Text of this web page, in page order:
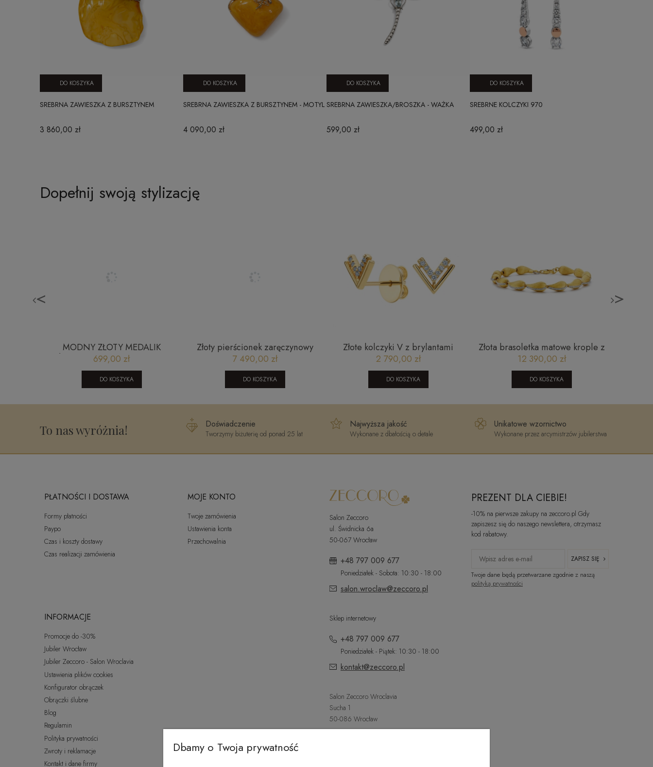
SREBRNA ZAWIESZKA Z BURSZTYNEM
3 860,00 zł
DO KOSZYKA
SREBRNA ZAWIESZKA Z BURSZTYNEM - MOTYL
4 090,00 zł
DO KOSZYKA
SREBRNA ZAWIESZKA/BROSZKA - WAŻKA
599,00 zł
DO KOSZYKA
SREBRNE KOLCZYKI 970
499,00 zł
DO KOSZYKA
Dopełnij swoją stylizację
<
MODNY ZŁOTY MEDALIK
AŻUROWE SERCE 2305202322
699,00 zł
DO KOSZYKA
Złoty pierścionek zaręczynowy
bagietka z brylantami 0,28 ct
Glamour R93397YW
7 490,00 zł
DO KOSZYKA
Złote kolczyki V z brylantami
JE01128 Y Classic diamonds
2 790,00 zł
DO KOSZYKA
Złota brasoletka matowe krople z
białymi diamentowanymi
elementami Prestige B_21z
12 390,00 zł
DO KOSZYKA
>
To nas wyróżnia! Doświadczenie
Tworzymy biżuterię od ponad 25 lat
Najwyższa jakość
Wykonane z dbałością o detale
Unikatowe wzornictwo
Wykonane przez arcymistrzów jubilerstwa
PŁATNOŚCI I DOSTAWA
Formy płatności
Paypo
Czas i koszty dostawy
Czas realizacji zamówienia
MOJE KONTO
Twoje zamówienia
Ustawienia konta
Przechowalnia
INFORMACJE
Promocje do -30%
Jubiler Wrocław
Jubiler Zeccoro - Salon Wroclavia
Ustawienia plików cookies
Konfigurator obrączek
Obrączki ślubne
Blog
Regulamin
Polityka prywatności
Zwroty i reklamacje
Kontakt i dane firmy
Salon Zeccoro
ul. Świdnicka 6a
50-067 Wrocław
+48 797 009 677
Poniedziałek - Sobota: 10:30 - 18:00
salon.wroclaw@zeccoro.pl
Sklep internetowy
+48 797 009 677
Poniedziałek - Piątek: 10:30 - 18:00
kontakt@zeccoro.pl
Salon Zeccoro Wroclavia
Sucha 1
50-086 Wrocław
PREZENT DLA CIEBIE!
-10% na pierwsze zakupy na zeccoro.pl Gdy
zapiszesz się do naszego newslettera, otrzymasz
kod rabatowy.
ZAPISZ SIĘ
Twoje dane będą przetwarzane zgodnie z naszą
polityką prywatności
Dbamy o Twoja prywatność